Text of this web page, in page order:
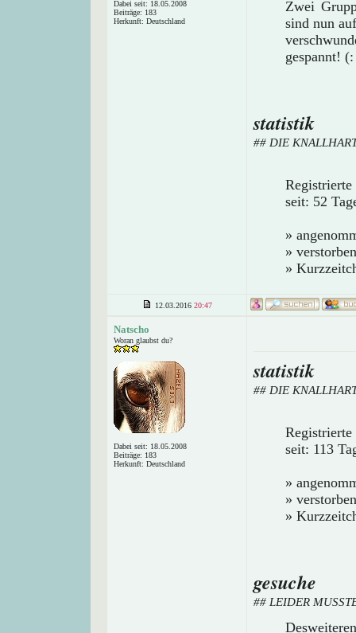
Dabei seit: 18.05.2008
Beiträge: 183
Herkunft: Deutschland
Zwei
sind nun
gespannt! (:
statistik
## DIE
seit: 52
»
»
»
12.03.2016 20:47
Natscho
Woran glaubst du?
Dabei seit: 18.05.2008
Beiträge: 183
Herkunft: Deutschland
statistik
## DIE
seit: 113
»
»
»
gesuche
## LEIDER